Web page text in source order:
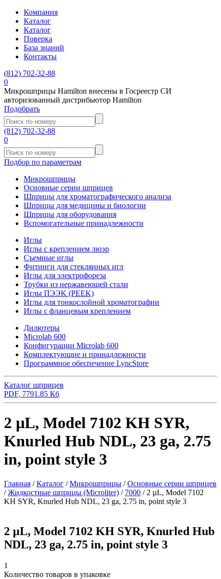
Компания
Каталог
Каталог
Поверка
База знаний
Контакты
(812) 702-32-88
0
Микрошприцы Hamilton внесены в Госреестр СИ
авторизованный дистрибьютор Hamilton
Подобрать
(812) 702-32-88
0
Подбор по параметрам
Микрошприцы
Основные серии шприцев
Шприцы для хроматографического анализа
Шприцы для медицины и биологии
Шприцы для оборудования
Вспомогательные принадлежности
Иглы
Иглы с креплением люэр
Съемные иглы
Фитинги для стеклянных игл
Иглы для электрофореза
Трубки из нержавеющей стали
Иглы ПЭЭK (PEEK)
Иглы для тонкослойной хроматографии
Иглы с фланцевым креплением
Дилютеры
Microlab 600
Конфигурации Microlab 600
Комплектующие и принадлежности
Программное обеспечение LyncStore
Каталог шприцев
PDF, 7791.85 Кб
2 µL, Model 7102 KH SYR,
Knurled Hub NDL, 23 ga, 2.75
in, point style 3
Главная /Каталог /Микрошприцы /Основные серии шприцев
/Жидкостные шприцы (Microliter) / 7000 / 2 µL, Model 7102
KH SYR, Knurled Hub NDL, 23 ga, 2.75 in, point style 3
2 µL, Model 7102 KH SYR, Knurled Hub
NDL, 23 ga, 2.75 in, point style 3
1
Количество товаров в упаковке